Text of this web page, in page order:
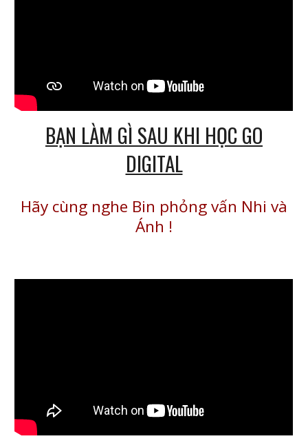
BẠN LÀM GÌ SAU KHI HỌC GO
DIGITAL
Hãy cùng nghe Bin phỏng vấn Nhi và
Ánh !